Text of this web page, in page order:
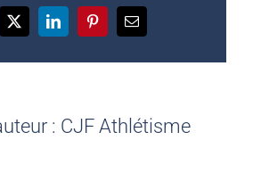
X LinkedInPinterestEmail
: CJF Athlétisme